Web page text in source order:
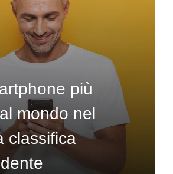
più
mondo nel
classifica